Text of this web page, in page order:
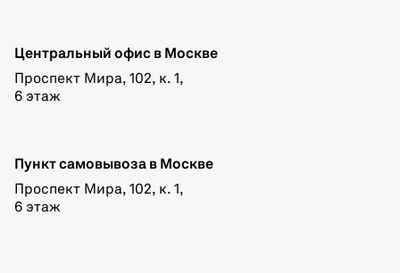
Центральный офис в Москве
Проспект Мира, 102, к. 1,
6 этаж
Пункт самовывоза в Москве
Проспект Мира, 102, к. 1,
6 этаж